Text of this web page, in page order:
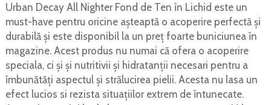
Urban Decay All Nighter Fond de Ten în Lichid este un
must-have pentru oricine așteaptă o acoperire perfectă și
durabilă și este disponibil la un preț foarte buniciunea în
magazine. Acest produs nu numai că ofera o acoperire
speciala, ci și și nutritivii și hidratanții necesari pentru a
îmbunătăți aspectul și strălucirea pielii. Acesta nu lasa un
efect lucios si rezista situațiilor extrem de întunecate.